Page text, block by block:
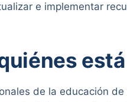
e implementar
de la educación